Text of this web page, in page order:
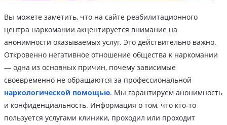
Вы можете заметить, что на сайте реабилитационного
центра наркомании акцентируется внимание на
анонимности оказываемых услуг. Это действительно важно.
Откровенно негативное отношение общества к наркомании
— одна из основных причин, почему зависимые
своевременно не обращаются за профессиональной
наркологической помощью. Мы гарантируем анонимность
и конфиденциальность. Информация о том, что кто-то
пользуется услугами клиники, проходил или проходит